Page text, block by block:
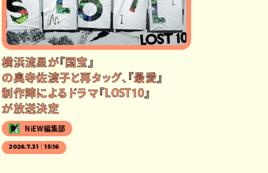
横浜流星が『国宝』
の奥寺佐渡子と再タッグ、『最愛』
制作陣によるドラマ『LOST10』
が放送決定
NiEW編集部
2026.7.31｜15:16